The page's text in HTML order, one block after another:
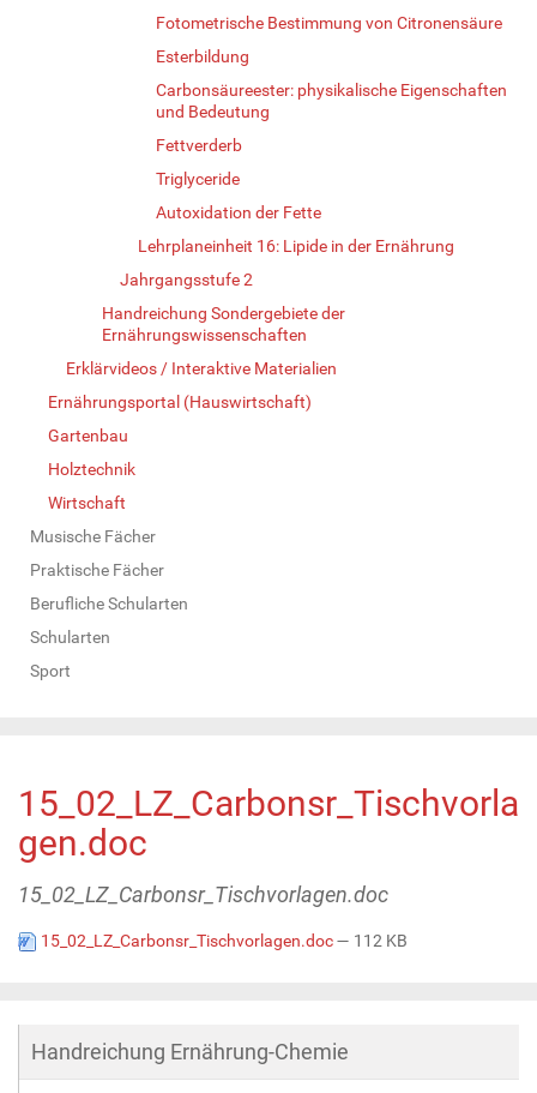
Fotometrische Bestimmung von Citronensäure
Esterbildung
Carbonsäureester: physikalische Eigenschaften
und Bedeutung
Fettverderb
Triglyceride
Autoxidation der Fette
Lehrplaneinheit 16: Lipide in der Ernährung
Jahrgangsstufe 2
Handreichung Sondergebiete der
Ernährungswissenschaften
Erklärvideos / Interaktive Materialien
Ernährungsportal (Hauswirtschaft)
Gartenbau
Holztechnik
Wirtschaft
Musische Fächer
Praktische Fächer
Berufliche Schularten
Schularten
Sport
15_02_LZ_Carbonsr_Tischvorla
gen.doc
15_02_LZ_Carbonsr_Tischvorlagen.doc
15_02_LZ_Carbonsr_Tischvorlagen.doc— 112 KB
Handreichung Ernährung-Chemie